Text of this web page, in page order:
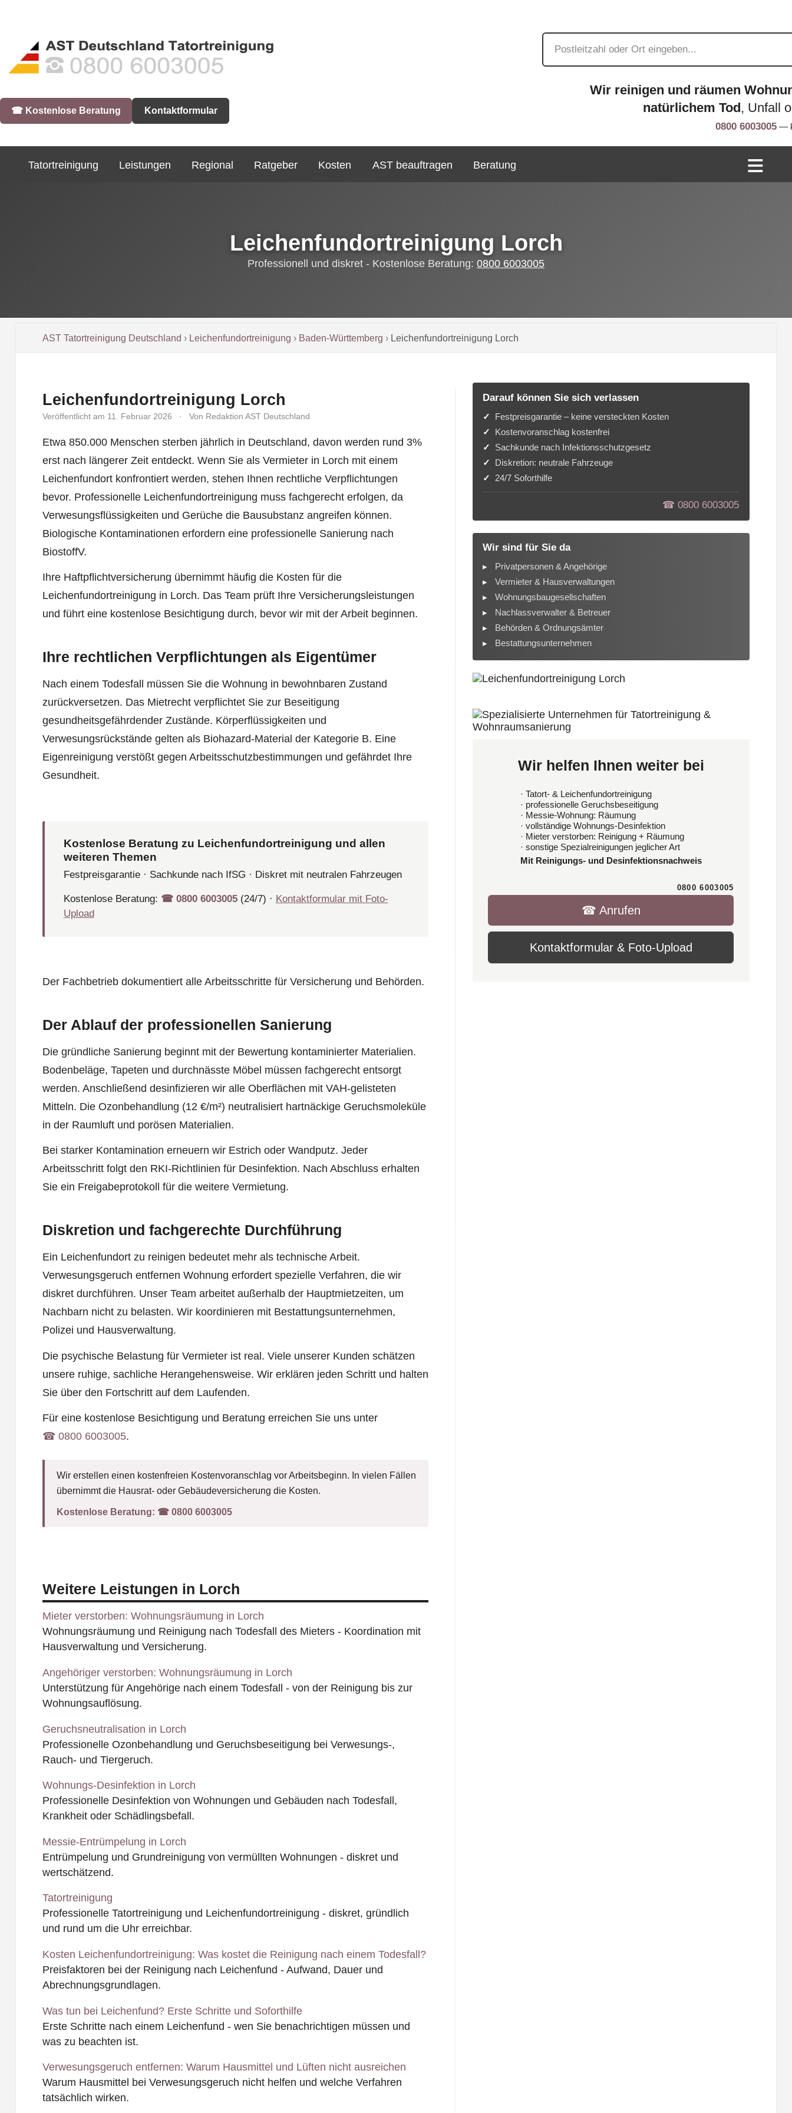
Wir reinigen und räumen
natürlichem Tod, Unfall
☎︎ Kostenlose Beratung Kontaktformular
0800 6003005 —
Tatortreinigung Leistungen Regional Ratgeber Kosten AST beauftragen Beratung
Leichenfundortreinigung Lorch
Professionell und diskret - Kostenlose Beratung: 0800 6003005
AST Tatortreinigung Deutschland › Leichenfundortreinigung › Baden-Württemberg › Leichenfundortreinigung Lorch
Leichenfundortreinigung Lorch
Veröffentlicht am 11. Februar 2026 · Von Redaktion AST Deutschland
Etwa 850.000 Menschen sterben jährlich in Deutschland, davon werden rund 3%
erst nach längerer Zeit entdeckt. Wenn Sie als Vermieter in Lorch mit einem
Leichenfundort konfrontiert werden, stehen Ihnen rechtliche Verpflichtungen
bevor. Professionelle Leichenfundortreinigung muss fachgerecht erfolgen, da
Verwesungsflüssigkeiten und Gerüche die Bausubstanz angreifen können.
Biologische Kontaminationen erfordern eine professionelle Sanierung nach
BiostoffV.
Ihre Haftpflichtversicherung übernimmt häufig die Kosten für die
Leichenfundortreinigung in Lorch. Das Team prüft Ihre Versicherungsleistungen
und führt eine kostenlose Besichtigung durch, bevor wir mit der Arbeit beginnen.
Ihre rechtlichen Verpflichtungen als Eigentümer
Nach einem Todesfall müssen Sie die Wohnung in bewohnbaren Zustand
zurückversetzen. Das Mietrecht verpflichtet Sie zur Beseitigung
gesundheitsgefährdender Zustände. Körperflüssigkeiten und
Verwesungsrückstände gelten als Biohazard-Material der Kategorie B. Eine
Eigenreinigung verstößt gegen Arbeitsschutzbestimmungen und gefährdet Ihre
Gesundheit.
Kostenlose Beratung zu Leichenfundortreinigung und allen
weiteren Themen
Festpreisgarantie · Sachkunde nach IfSG · Diskret mit neutralen Fahrzeugen
Kostenlose Beratung: ☎︎ 0800 6003005(24/7) · Kontaktformular mit Foto-
Upload
Der Fachbetrieb dokumentiert alle Arbeitsschritte für Versicherung und Behörden.
Der Ablauf der professionellen Sanierung
Die gründliche Sanierung beginnt mit der Bewertung kontaminierter Materialien.
Bodenbeläge, Tapeten und durchnässte Möbel müssen fachgerecht entsorgt
werden. Anschließend desinfizieren wir alle Oberflächen mit VAH-gelisteten
Mitteln. Die Ozonbehandlung (12 €/m²) neutralisiert hartnäckige Geruchsmoleküle
in der Raumluft und porösen Materialien.
Bei starker Kontamination erneuern wir Estrich oder Wandputz. Jeder
Arbeitsschritt folgt den RKI-Richtlinien für Desinfektion. Nach Abschluss erhalten
Sie ein Freigabeprotokoll für die weitere Vermietung.
Diskretion und fachgerechte Durchführung
Ein Leichenfundort zu reinigen bedeutet mehr als technische Arbeit.
Verwesungsgeruch entfernen Wohnung erfordert spezielle Verfahren, die wir
diskret durchführen. Unser Team arbeitet außerhalb der Hauptmietzeiten, um
Nachbarn nicht zu belasten. Wir koordinieren mit Bestattungsunternehmen,
Polizei und Hausverwaltung.
Die psychische Belastung für Vermieter ist real. Viele unserer Kunden schätzen
unsere ruhige, sachliche Herangehensweise. Wir erklären jeden Schritt und halten
Sie über den Fortschritt auf dem Laufenden.
Für eine kostenlose Besichtigung und Beratung erreichen Sie uns unter
☎︎ 0800 6003005.
Wir erstellen einen kostenfreien Kostenvoranschlag vor Arbeitsbeginn. In vielen Fällen
übernimmt die Hausrat- oder Gebäudeversicherung die Kosten.
Kostenlose Beratung: ☎︎ 0800 6003005
Weitere Leistungen in Lorch
Mieter verstorben: Wohnungsräumung in Lorch
Wohnungsräumung und Reinigung nach Todesfall des Mieters - Koordination mit
Hausverwaltung und Versicherung.
Angehöriger verstorben: Wohnungsräumung in Lorch
Unterstützung für Angehörige nach einem Todesfall - von der Reinigung bis zur
Wohnungsauflösung.
Geruchsneutralisation in Lorch
Professionelle Ozonbehandlung und Geruchsbeseitigung bei Verwesungs-,
Rauch- und Tiergeruch.
Wohnungs-Desinfektion in Lorch
Professionelle Desinfektion von Wohnungen und Gebäuden nach Todesfall,
Krankheit oder Schädlingsbefall.
Messie-Entrümpelung in Lorch
Entrümpelung und Grundreinigung von vermüllten Wohnungen - diskret und
wertschätzend.
Tatortreinigung
Professionelle Tatortreinigung und Leichenfundortreinigung - diskret, gründlich
und rund um die Uhr erreichbar.
Kosten Leichenfundortreinigung: Was kostet die Reinigung nach einem Todesfall?
Preisfaktoren bei der Reinigung nach Leichenfund - Aufwand, Dauer und
Abrechnungsgrundlagen.
Was tun bei Leichenfund? Erste Schritte und Soforthilfe
Erste Schritte nach einem Leichenfund - wen Sie benachrichtigen müssen und
was zu beachten ist.
Verwesungsgeruch entfernen: Warum Hausmittel und Lüften nicht ausreichen
Warum Hausmittel bei Verwesungsgeruch nicht helfen und welche Verfahren
tatsächlich wirken.
Darauf können Sie sich verlassen
Festpreisgarantie – keine versteckten Kosten
Kostenvoranschlag kostenfrei
Sachkunde nach Infektionsschutzgesetz
Diskretion: neutrale Fahrzeuge
24/7 Soforthilfe
☎︎ 0800 6003005
Wir sind für Sie da
Privatpersonen & Angehörige
Vermieter & Hausverwaltungen
Wohnungsbaugesellschaften
Nachlassverwalter & Betreuer
Behörden & Ordnungsämter
Bestattungsunternehmen
Wir helfen Ihnen weiter bei
· Tatort- & Leichenfundortreinigung
· professionelle Geruchsbeseitigung
· Messie-Wohnung: Räumung
· vollständige Wohnungs-Desinfektion
· Mieter verstorben: Reinigung + Räumung
· sonstige Spezialreinigungen jeglicher Art
Mit Reinigungs- und Desinfektionsnachweis
0800 6003005
☎︎ Anrufen
Kontaktformular & Foto-Upload